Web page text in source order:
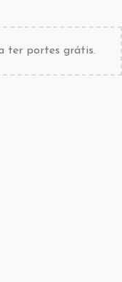
ter portes grátis.